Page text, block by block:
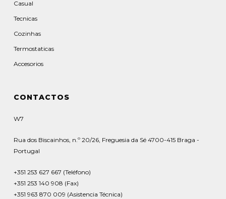
Casual
Tecnicas
Cozinhas
Termostaticas
Accesorios
CONTACTOS
W7
Rua dos Biscainhos, n.º 20/26, Freguesia da Sé 4700-415 Braga -
Portugal
+351 253 627 667 (Teléfono)
+351 253 140 908 (Fax)
+351 963 870 009 (Asistencia Técnica)